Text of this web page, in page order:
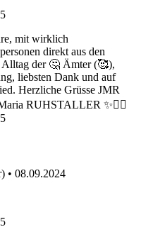
5
mit wirklich
direkt aus den
Alltag der 🤔 Ämter (🥰),
liebsten Dank und auf
Herzliche Grüsse JMR
RUHSTALLER ✨️🧚‍♀️
5
• 08.09.2024
5